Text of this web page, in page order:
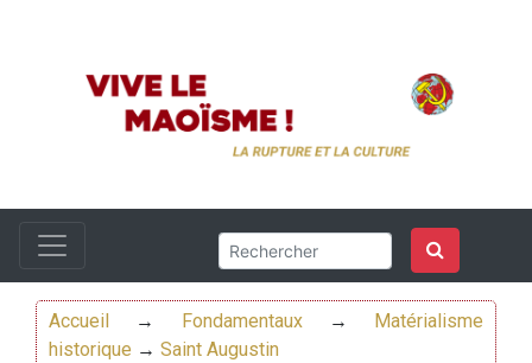
Accueil → Fondamentaux→
Matérialisme
historique → Saint Augustin